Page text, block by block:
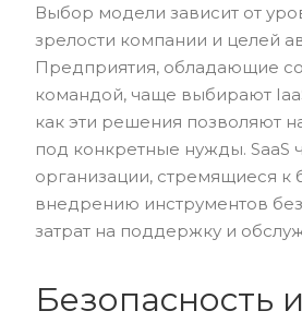
Выбор модели зависит от
зрелости компании и целей
Предприятия, обладающие
командой, чаще выбирают
как эти решения позволяют
под конкретные нужды. SaaS
организации, стремящиеся к
внедрению инструментов
затрат на поддержку и
Безопасность и